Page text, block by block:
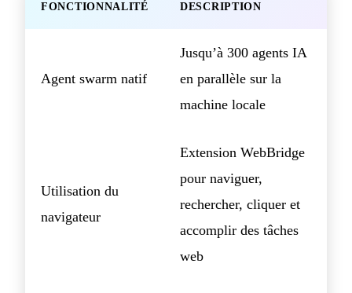
FONCTIONNALITÉ DESCRIPTION
Agent swarm natif
Jusqu’à 300 agents IA
en parallèle sur la
machine locale
Utilisation du
navigateur
Extension WebBridge
pour naviguer,
rechercher, cliquer et
accomplir des tâches
web